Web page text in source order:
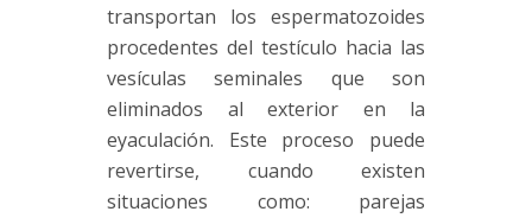
transportan los espermatozoides
procedentes del testículo hacia las
vesículas seminales que son
eliminados al exterior en la
eyaculación. Este proceso puede
revertirse, cuando existen
situaciones como: parejas